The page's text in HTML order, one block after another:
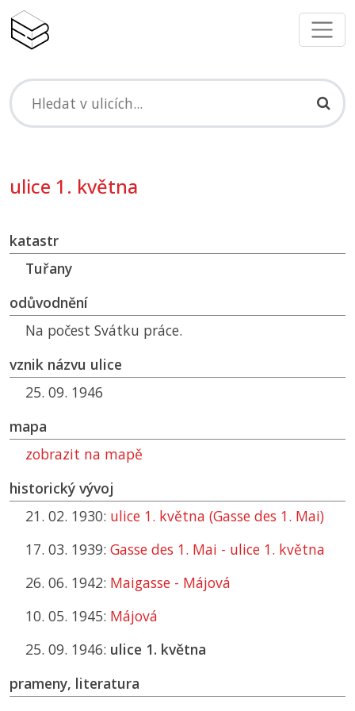
ulice 1. května
katastr
Tuřany
odůvodnění
Na počest Svátku práce.
vznik názvu ulice
25. 09. 1946
mapa
zobrazit na mapě
historický vývoj
21. 02. 1930: ulice 1. května (Gasse des 1. Mai)
17. 03. 1939: Gasse des 1. Mai - ulice 1. května
26. 06. 1942: Maigasse - Májová
10. 05. 1945: Májová
25. 09. 1946: ulice 1. května
prameny, literatura